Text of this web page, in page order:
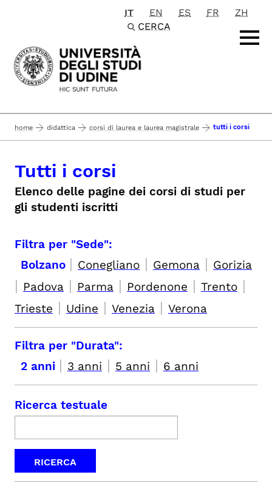
Passa al contenuto principale
IT EN ES FR
ZH
CERCA
home didattica corsi di laurea e laurea magistrale tutti i corsi
Tutti i corsi
Elenco delle pagine dei corsi di studi per
gli studenti iscritti
Filtra per "Sede":
Bolzano | Conegliano | Gemona | Gorizia
| Padova | Parma | Pordenone | Trento |
Trieste | Udine | Venezia | Verona
Filtra per "Durata":
2 anni | 3 anni | 5 anni | 6 anni
Ricerca testuale